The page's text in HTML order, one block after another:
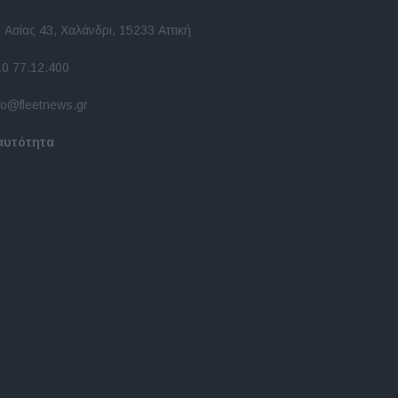
43, Χαλάνδρι, 15233 Αττική
77.12.400